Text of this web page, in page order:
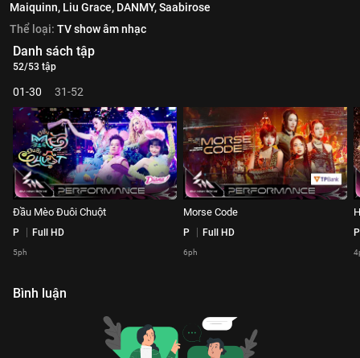
Maiquinn, Liu Grace, DANMY,Saabirose
Thể loại: TV show âm nhạc
Danh sách tập
52/53 tập
01-30 31-52
Đầu Mèo Đuôi Chuột
P Full HD
5ph
Morse Code
P Full HD
6ph
P
Bình luận